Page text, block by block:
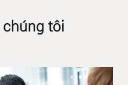
chúng tôi